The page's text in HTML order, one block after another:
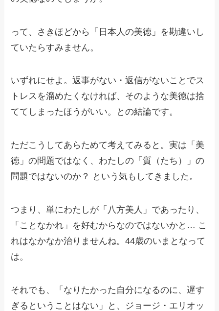
って、さきほどから「日本人の美徳」を勘違いし
ていたらすみません。
いずれにせよ。返事がない・返信がないことでス
トレスを溜めたくなければ、そのような美徳は捨
ててしまったほうがいい。との結論です。
ただこうしてあらためて考えてみると。実は「美
徳」の問題ではなく、わたしの「質（たち）」の
問題ではないのか？ という気もしてきました。
つまり、単にわたしが「八方美人」であったり、
「ことなかれ」を好むからなのではないかと… こ
れはなかなか治りませんね。44歳のいまとなって
は。
それでも、「なりたかった自分になるのに、遅す
ぎるということはない」と、ジョージ・エリオッ